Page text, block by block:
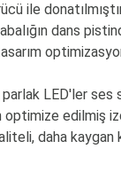
ile
dans
parlak LED'ler
optimize edilmiş
daha kaygan